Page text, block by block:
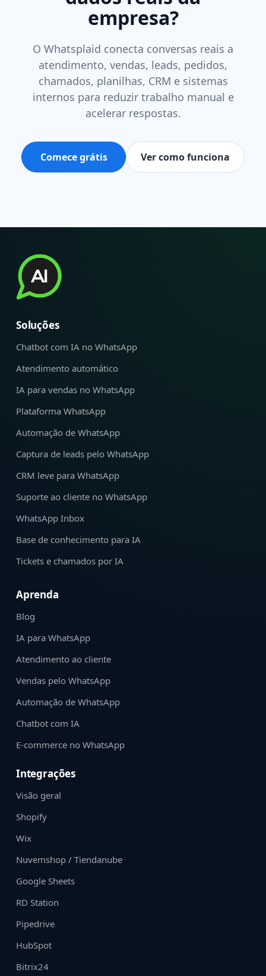
empresa?
O Whatsplaid conecta conversas reais a
atendimento, vendas, leads, pedidos,
chamados, planilhas, CRM e sistemas
internos para reduzir trabalho manual e
acelerar respostas.
Comece grátis Ver como funciona
Soluções
Chatbot com IA no WhatsApp
Atendimento automático
IA para vendas no WhatsApp
Plataforma WhatsApp
Automação de WhatsApp
Captura de leads pelo WhatsApp
CRM leve para WhatsApp
Suporte ao cliente no WhatsApp
WhatsApp Inbox
Base de conhecimento para IA
Tickets e chamados por IA
Aprenda
Blog
IA para WhatsApp
Atendimento ao cliente
Vendas pelo WhatsApp
Automação de WhatsApp
Chatbot com IA
E-commerce no WhatsApp
Integrações
Visão geral
Shopify
Wix
Nuvemshop / Tiendanube
Google Sheets
RD Station
Pipedrive
HubSpot
Bitrix24